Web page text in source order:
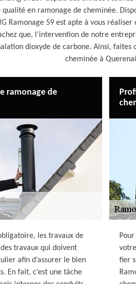
en ramonage de cheminée.
Ramonage 59 est apte à vous
que, l’intervention de notre
dioxyde de carbone. Ainsi,
cheminée à
ramonage de
les travaux de
travaux qui doivent
afin d’assurer le bien
En fait, c’est une tâche
fier